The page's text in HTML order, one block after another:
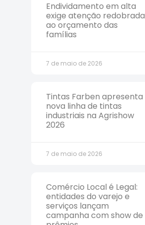
Endividamento em alta
exige atenção redobrada
ao orçamento das
famílias
7 de maio de 2026
Tintas Farben apresenta
nova linha de tintas
industriais na Agrishow
2026
7 de maio de 2026
Comércio Local é Legal:
entidades do varejo e
serviços lançam
campanha com show de